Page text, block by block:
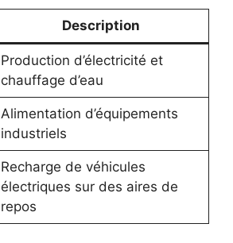
Description
Production d’électricité et
chauffage d’eau
Alimentation d’équipements
industriels
Recharge de véhicules
électriques sur des aires de
repos